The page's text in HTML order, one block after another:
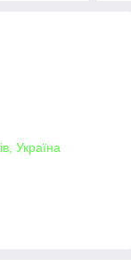
Україна